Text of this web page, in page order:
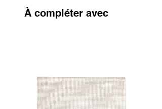
À compléter avec